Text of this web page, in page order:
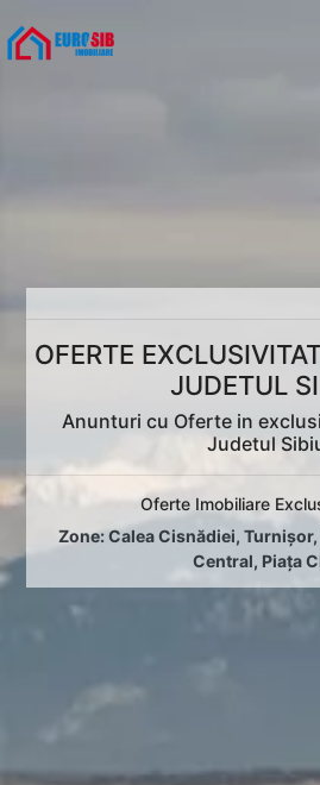
OFERTE
JUDETUL
Anunturi cu Oferte in
Judetul
Oferte Imobiliare
Zone:Calea Cisnădiei,Turnișor,
Central, Piața